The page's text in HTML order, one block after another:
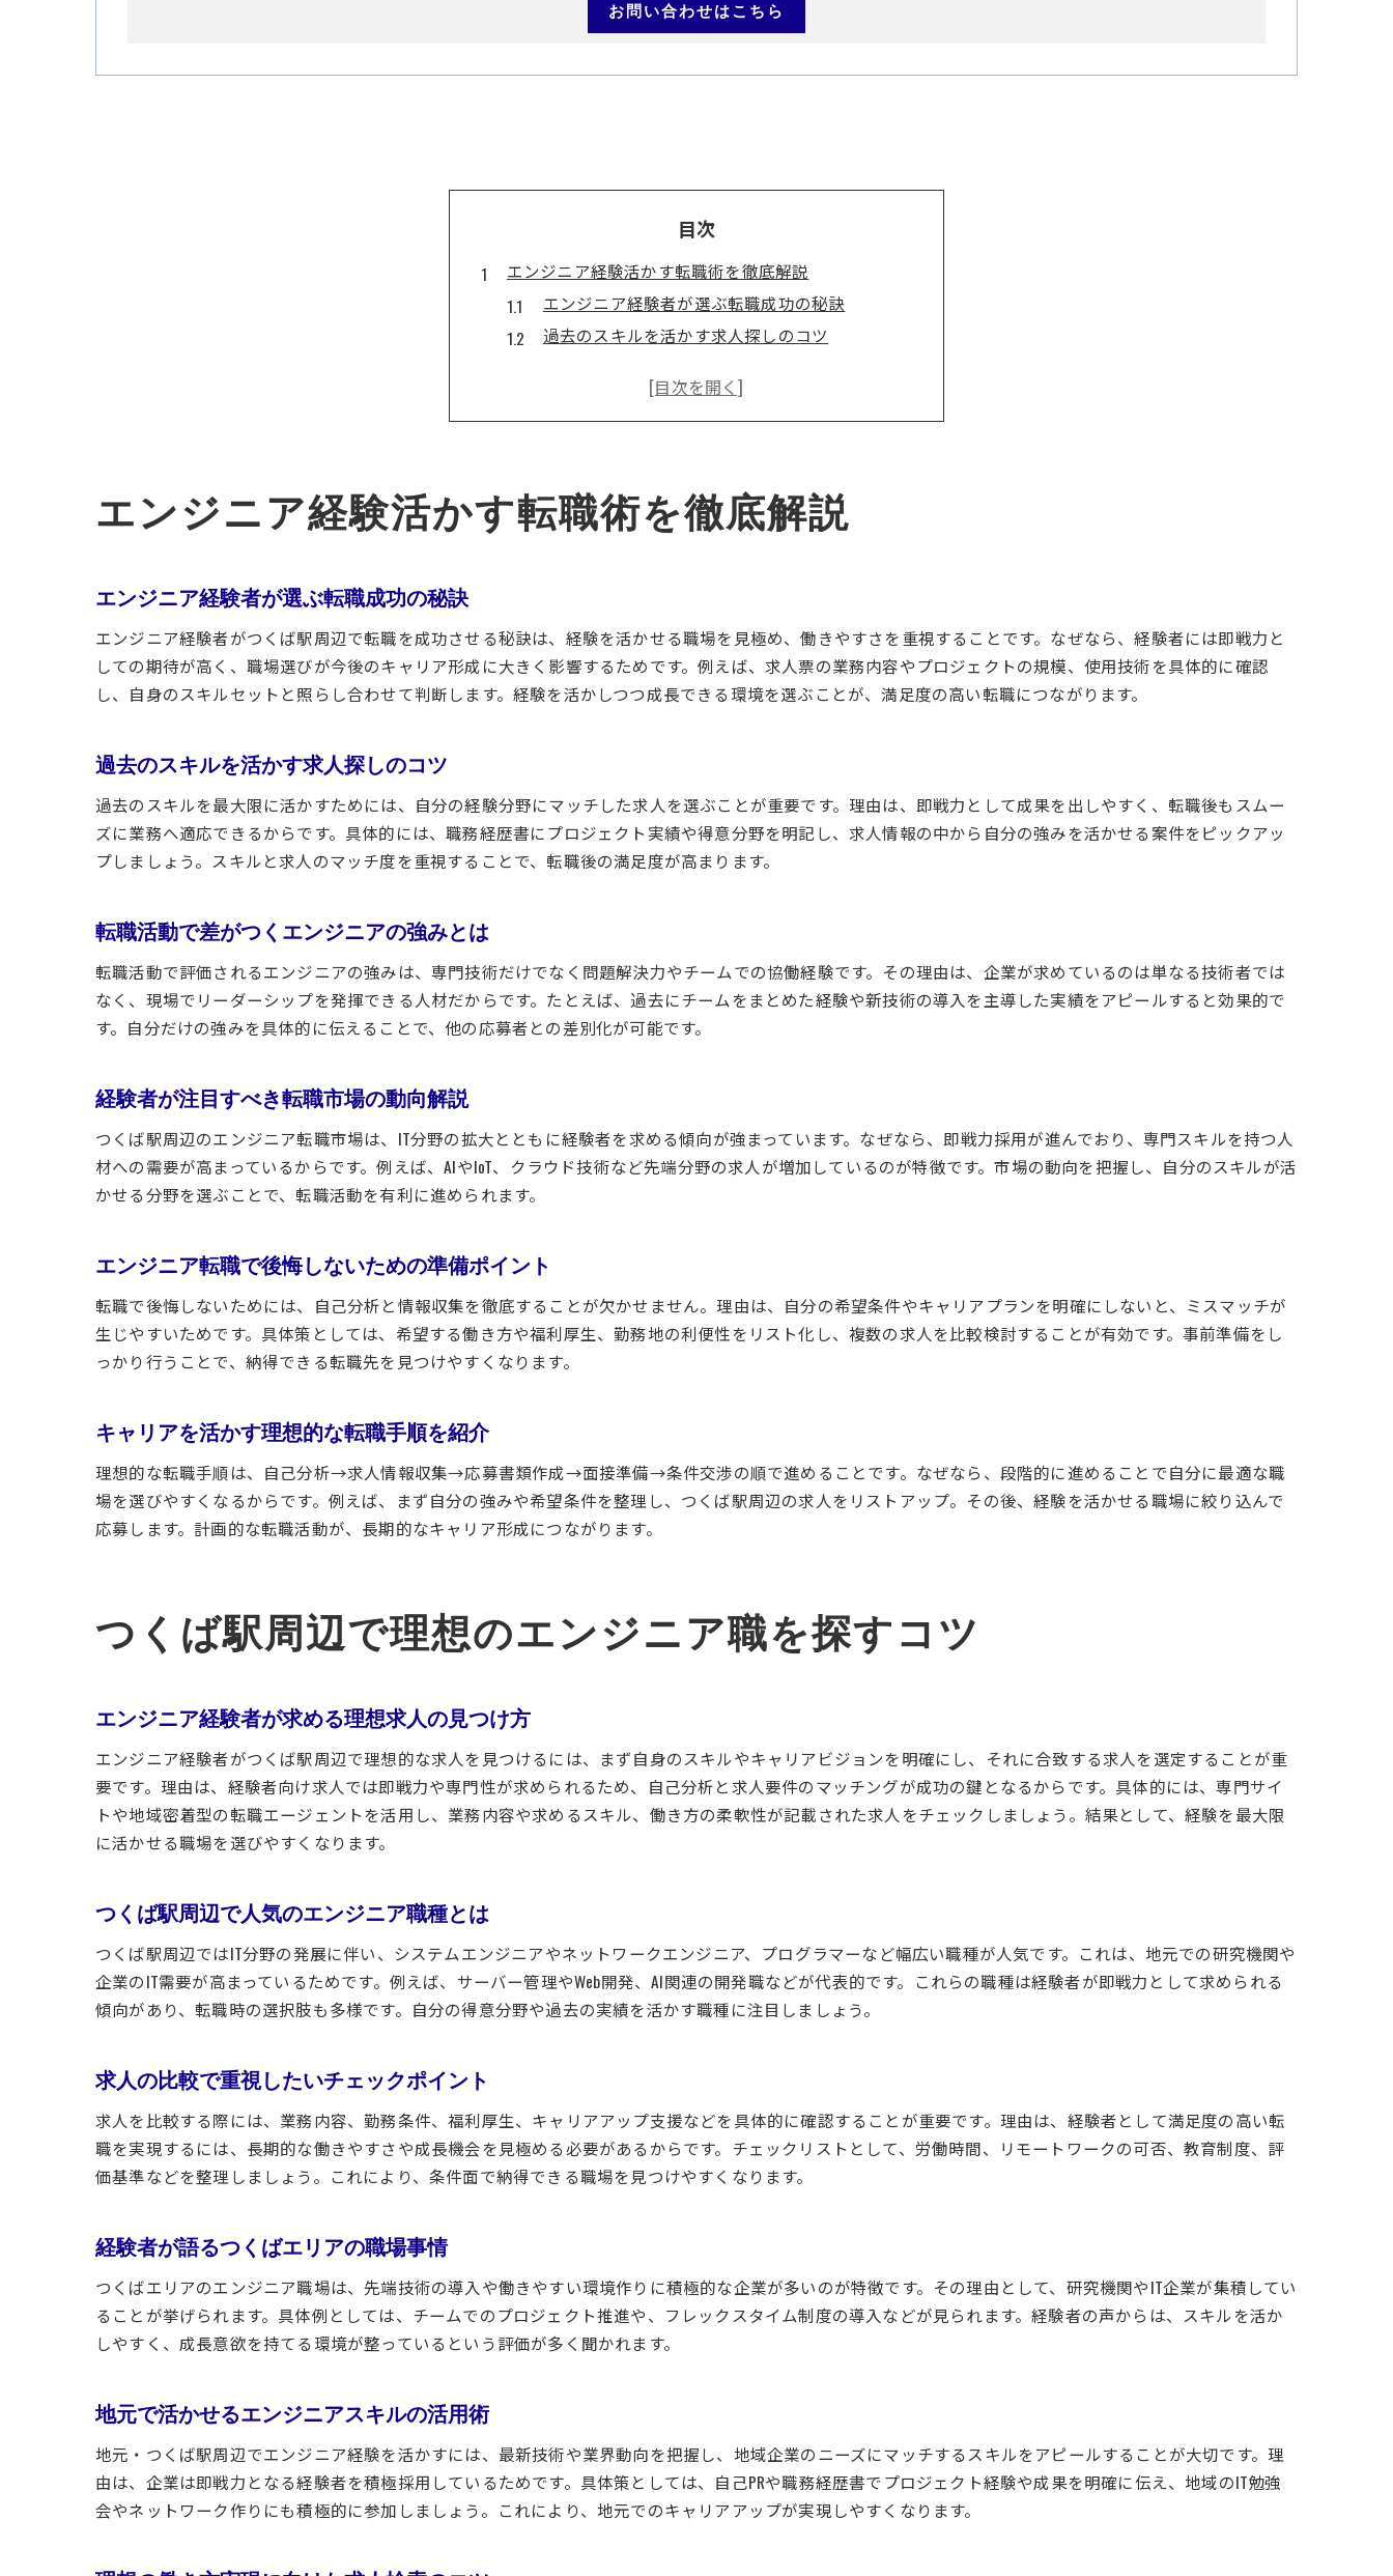
お問い合わせはこちら
目次
エンジニア経験活かす転職術を徹底解説
エンジニア経験者が選ぶ転職成功の秘訣
過去のスキルを活かす求人探しのコツ
経験者が注目すべき転職市場の動向解説
つくば駅周辺で理想のエンジニア職を探すコツ
エンジニア経験者が求める理想求人の見つけ方
地元で活かせるエンジニアスキルの活用術
理想の働き方実現に向けた求人検索のコツ
経験者に人気の福利厚生と勤務環境
キャリアを活かす企業選択の重要性
働きやすいエンジニア職場の最新動向に注目
柔軟な働き方を実現できる求人の探し方
エンジニア経験者が語る働きやすさのポイント
経験者に支持される職場環境の共通点
キャリアアップ狙うなら注目の募集条件に注目
資格取得支援がある職場の見つけ方
経験者が選ぶキャリアアップの近道
将来性を重視した求人選択のポイント
エンジニアスキルを活かす条件交渉術
エンジニアに支持される職場環境の工夫
快適な業務環境を実現するポイント
スキル発揮できる社風とチームワーク
転職成功へつなげるエンジニア求人の見極め方
求人情報の見極めで失敗しないコツ
転職成功者が語る求人選定の実体験
働きやすさを見抜く面接時の質問例
理想の転職先を見つける判断基準
経験者が選ぶ今後伸びる職場の特徴
最新のエンジニア求人動向を徹底紹介
転職市場で評価される企業の共通点
エンジニア経験活かす転職術を徹底解説
エンジニア経験者が選ぶ転職成功の秘訣
エンジニア経験者がつくば駅周辺で転職を成功させる秘訣は、経験を活かせる職場を見極め、働きやすさを重視することです。なぜなら、経験者には即戦力と
しての期待が高く、職場選びが今後のキャリア形成に大きく影響するためです。例えば、求人票の業務内容やプロジェクトの規模、使用技術を具体的に確認
し、自身のスキルセットと照らし合わせて判断します。経験を活かしつつ成長できる環境を選ぶことが、満足度の高い転職につながります。
過去のスキルを活かす求人探しのコツ
過去のスキルを最大限に活かすためには、自分の経験分野にマッチした求人を選ぶことが重要です。理由は、即戦力として成果を出しやすく、転職後もスムー
ズに業務へ適応できるからです。具体的には、職務経歴書にプロジェクト実績や得意分野を明記し、求人情報の中から自分の強みを活かせる案件をピックアッ
プしましょう。スキルと求人のマッチ度を重視することで、転職後の満足度が高まります。
転職活動で差がつくエンジニアの強みとは
転職活動で評価されるエンジニアの強みは、専門技術だけでなく問題解決力やチームでの協働経験です。その理由は、企業が求めているのは単なる技術者では
なく、現場でリーダーシップを発揮できる人材だからです。たとえば、過去にチームをまとめた経験や新技術の導入を主導した実績をアピールすると効果的で
す。自分だけの強みを具体的に伝えることで、他の応募者との差別化が可能です。
経験者が注目すべき転職市場の動向解説
つくば駅周辺のエンジニア転職市場は、IT分野の拡大とともに経験者を求める傾向が強まっています。なぜなら、即戦力採用が進んでおり、専門スキルを持つ人
材への需要が高まっているからです。例えば、AIやIoT、クラウド技術など先端分野の求人が増加しているのが特徴です。市場の動向を把握し、自分のスキルが活
かせる分野を選ぶことで、転職活動を有利に進められます。
エンジニア転職で後悔しないための準備ポイント
転職で後悔しないためには、自己分析と情報収集を徹底することが欠かせません。理由は、自分の希望条件やキャリアプランを明確にしないと、ミスマッチが
生じやすいためです。具体策としては、希望する働き方や福利厚生、勤務地の利便性をリスト化し、複数の求人を比較検討することが有効です。事前準備をし
っかり行うことで、納得できる転職先を見つけやすくなります。
キャリアを活かす理想的な転職手順を紹介
理想的な転職手順は、自己分析→求人情報収集→応募書類作成→面接準備→条件交渉の順で進めることです。なぜなら、段階的に進めることで自分に最適な職
場を選びやすくなるからです。例えば、まず自分の強みや希望条件を整理し、つくば駅周辺の求人をリストアップ。その後、経験を活かせる職場に絞り込んで
応募します。計画的な転職活動が、長期的なキャリア形成につながります。
つくば駅周辺で理想のエンジニア職を探すコツ
エンジニア経験者が求める理想求人の見つけ方
エンジニア経験者がつくば駅周辺で理想的な求人を見つけるには、まず自身のスキルやキャリアビジョンを明確にし、それに合致する求人を選定することが重
要です。理由は、経験者向け求人では即戦力や専門性が求められるため、自己分析と求人要件のマッチングが成功の鍵となるからです。具体的には、専門サイ
トや地域密着型の転職エージェントを活用し、業務内容や求めるスキル、働き方の柔軟性が記載された求人をチェックしましょう。結果として、経験を最大限
に活かせる職場を選びやすくなります。
つくば駅周辺で人気のエンジニア職種とは
つくば駅周辺ではIT分野の発展に伴い、システムエンジニアやネットワークエンジニア、プログラマーなど幅広い職種が人気です。これは、地元での研究機関や
企業のIT需要が高まっているためです。例えば、サーバー管理やWeb開発、AI関連の開発職などが代表的です。これらの職種は経験者が即戦力として求められる
傾向があり、転職時の選択肢も多様です。自分の得意分野や過去の実績を活かす職種に注目しましょう。
求人の比較で重視したいチェックポイント
求人を比較する際には、業務内容、勤務条件、福利厚生、キャリアアップ支援などを具体的に確認することが重要です。理由は、経験者として満足度の高い転
職を実現するには、長期的な働きやすさや成長機会を見極める必要があるからです。チェックリストとして、労働時間、リモートワークの可否、教育制度、評
価基準などを整理しましょう。これにより、条件面で納得できる職場を見つけやすくなります。
経験者が語るつくばエリアの職場事情
つくばエリアのエンジニア職場は、先端技術の導入や働きやすい環境作りに積極的な企業が多いのが特徴です。その理由として、研究機関やIT企業が集積してい
ることが挙げられます。具体例としては、チームでのプロジェクト推進や、フレックスタイム制度の導入などが見られます。経験者の声からは、スキルを活か
しやすく、成長意欲を持てる環境が整っているという評価が多く聞かれます。
地元で活かせるエンジニアスキルの活用術
地元・つくば駅周辺でエンジニア経験を活かすには、最新技術や業界動向を把握し、地域企業のニーズにマッチするスキルをアピールすることが大切です。理
由は、企業は即戦力となる経験者を積極採用しているためです。具体策としては、自己PRや職務経歴書でプロジェクト経験や成果を明確に伝え、地域のIT勉強
会やネットワーク作りにも積極的に参加しましょう。これにより、地元でのキャリアアップが実現しやすくなります。